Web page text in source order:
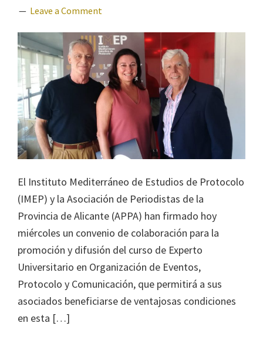
Leave a Comment
El Instituto Mediterráneo de Estudios de Protocolo
(IMEP) y la Asociación de Periodistas de la
Provincia de Alicante (APPA) han firmado hoy
miércoles un convenio de colaboración para la
promoción y difusión del curso de Experto
Universitario en Organización de Eventos,
Protocolo y Comunicación, que permitirá a sus
asociados beneficiarse de ventajosas condiciones
en esta […]